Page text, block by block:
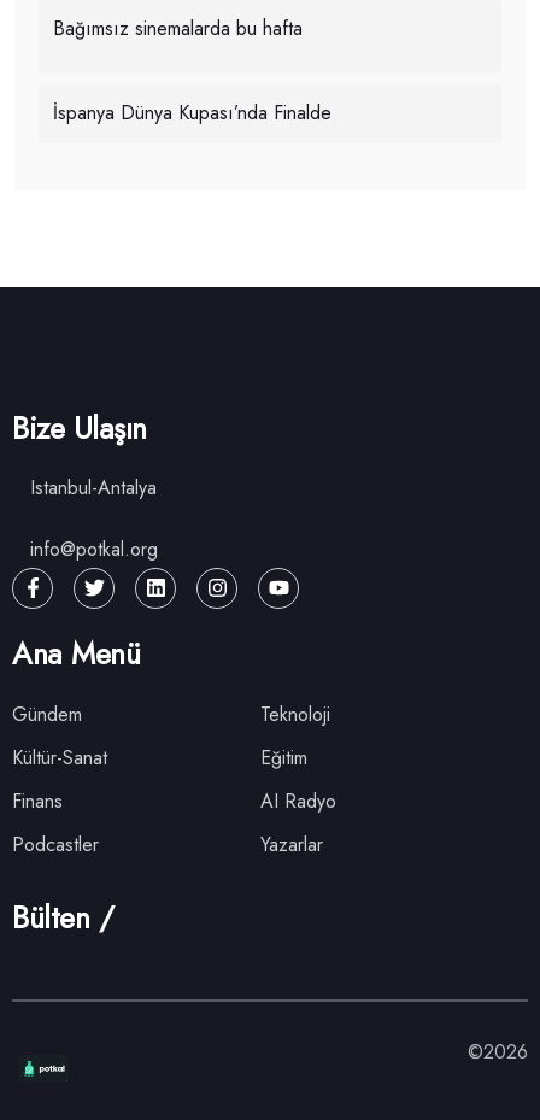
Bağımsız sinemalarda bu hafta
İspanya Dünya Kupası’nda Finalde
Bize Ulaşın
Istanbul-Antalya
info@potkal.org
Ana Menü
Gündem
Teknoloji
Kültür-Sanat
Eğitim
Finans
AI Radyo
Podcastler
Yazarlar
Bülten /
©2026